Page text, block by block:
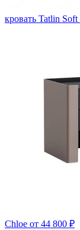
кровать Tatlin Soft
Chloe от 44 800 ₽